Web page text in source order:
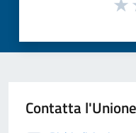
Contatta l'Unione